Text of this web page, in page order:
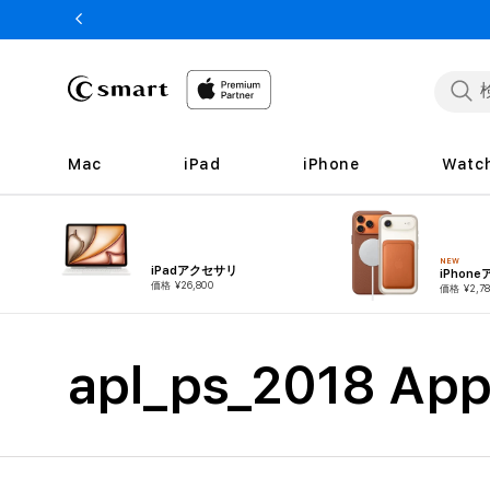
ンツへ
Mac iPad iPhone
iPadアクセサリ
価格 ¥26,800
NEW
iPhone
価格
コ
レ
ク
apl_ps_2018